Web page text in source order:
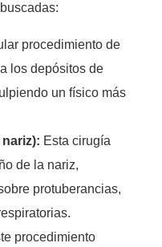
procedimiento de
los depósitos de
un físico más
Esta cirugía
de la nariz,
protuberancias,
procedimiento